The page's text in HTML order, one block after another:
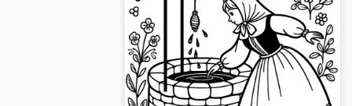
IJverige dochter valt in de
put - Kleurplaat van Vrouw
Holle gratis
Beleef de spannende kleurplaat van
de hardwerkende dochter die in de
put valt. Haal de afbeelding gratis om